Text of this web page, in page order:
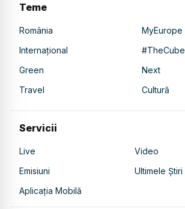
Teme
România
MyEurope
Internațional
#TheCube
Green
Next
Travel
Cultură
Servicii
Live
Video
Emisiuni
Ultimele Știri
Aplicația Mobilă